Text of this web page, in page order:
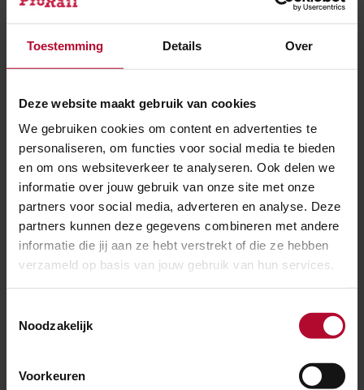
Toestemming Details Over
Deze website maakt gebruik van cookies
We gebruiken cookies om content en advertenties te
personaliseren, om functies voor social media te bieden
en om ons websiteverkeer te analyseren. Ook delen we
informatie over jouw gebruik van onze site met onze
partners voor social media, adverteren en analyse. Deze
partners kunnen deze gegevens combineren met andere
informatie die jij aan ze hebt verstrekt of die ze hebben
verzameld op basis van jouw gebruik van hun services.
Noodzakelijk
Voorkeuren
NIEUWS
Licht uit, spot... ook uit
26 oktober 2018
Ben je tevreden over de informatie